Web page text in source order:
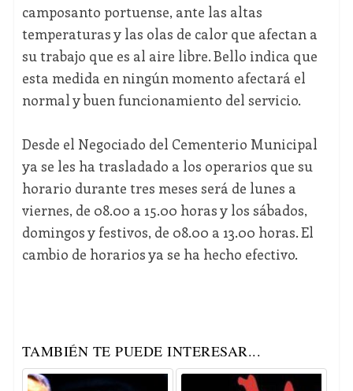
camposanto portuense, ante las altas
temperaturas y las olas de calor que afectan a
su trabajo que es al aire libre. Bello indica que
esta medida en ningún momento afectará el
normal y buen funcionamiento del servicio.
Desde el Negociado del Cementerio Municipal
ya se les ha trasladado a los operarios que su
horario durante tres meses será de lunes a
viernes, de 08.00 a 15.00 horas y los sábados,
domingos y festivos, de 08.00 a 13.00 horas. El
cambio de horarios ya se ha hecho efectivo.
TAMBIÉN TE PUEDE INTERESAR...